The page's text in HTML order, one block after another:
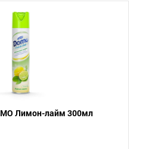
Лимон-лайм 300мл